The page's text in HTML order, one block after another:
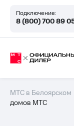
Подключение:
8 (800) 700 89
МТС в Белоярском
домов МТС